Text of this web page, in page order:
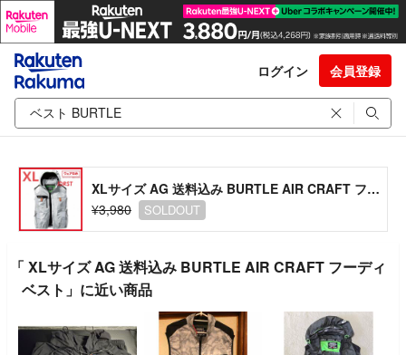
ログイン 会員登録
XLサイズ AG 送料込み BURTLE AIR CRAFT フーディベスト
¥3,980
SOLDOUT
「 XLサイズ AG 送料込み BURTLE AIR CRAFT フーディ
ベスト」に近い商品